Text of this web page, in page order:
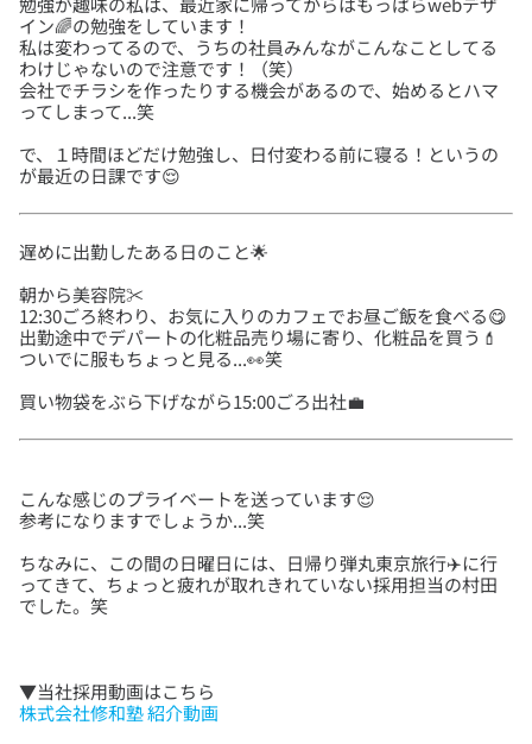
イン🌈の勉強をしています！
私は変わってるので、うちの社員みんながこんなことしてる
わけじゃないので注意です！（笑）
会社でチラシを作ったりする機会があるので、始めるとハマ
で、１時間ほどだけ勉強し、日付変わる前に寝る！というの
朝から美容院✂️
12:30ごろ終わり、お気に入りのカフェでお昼ご飯を食べる😋
出勤途中でデパートの化粧品売り場に寄り、化粧品を買う💄
こんな感じのプライベートを送っています😌
ちなみに、この間の日曜日には、日帰り弾丸東京旅行✈️に行
ってきて、ちょっと疲れが取れきれていない採用担当の村田
株式会社修和塾 紹介動画